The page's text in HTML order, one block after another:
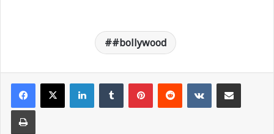
#bollywood
LinkedIn VKontakte